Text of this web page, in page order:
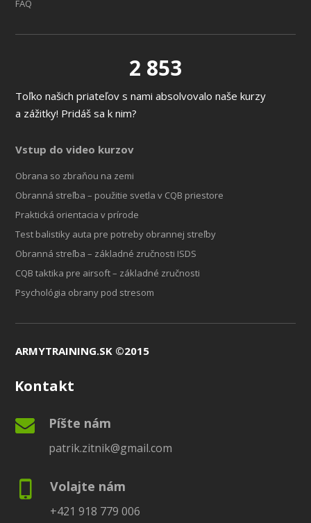
FAQ
2 853
Toľko našich priateľov s nami absolvovalo naše kurzy
a zážitky! Pridáš sa k nim?
Vstup do video kurzov
Obrana so zbraňou na zemi
Obranná streľba – použitie svetla v CQB priestore
Praktická orientacia v prírode
Test balistiky auta pre potreby obrannej streľby
Obranná streľba – základné zručnosti ISDS
CQB taktika pre airsoft – základné zručnosti
Psychológia obrany pod stresom
ARMYTRAINING.SK ©2015
Kontakt
Píšte nám
patrik.zitnik@gmail.com
Volajte nám
+421 918 779 006